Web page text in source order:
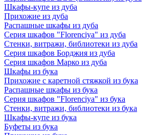
Шкафы-купе из дуба
Прихожие из дуба
Распашные шкафы из дуба
Серия шкафов "Florenciya" из дуба
Стенки, витражи, библиотеки из дуба
Серия шкафов Борджия из дуба
Серия шкафов Марко из дуба
Шкафы из бука
Прихожие с каретной стяжкой из бука
Распашные шкафы из бука
Серия шкафов "Florenciya" из бука
Стенки, витражи, библиотеки из бука
Шкафы-купе из бука
Буфеты из бука